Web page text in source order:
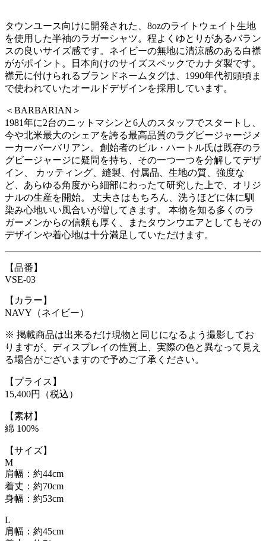
タウンユース向けに開発された、8ozのライトウェイト生地
を使用した半袖のラガーシャツ。程よくゆとりがあるバラン
スの良いサイズ感です。ネイビーの無地に清涼感のある白襟
ががポイント。日本向けのサイズスペックでカナダ製です。
襟元に付けられるブランドネームタグは、1990年代初頭頃ま
で使われていたオールドデザインを採用しています。
＜BARBARIAN＞
1981年に2台のニットマシンと6人のスタッフでスタートし、
今や北米最大のシェアを誇る最高品質のラグビージャージメ
ーカーバーバリアン。創始者のビル・ハートル氏は既存のラ
グビージャージに疑問を持ち、その一つ一つを分解してデザ
イン、 カッティング、縫製、付属品、生地の質、強度な
ど、あらゆる角度から細部にわったて研究した上で、オリジ
ナルの生産を開始。 丈夫さはもちろん、洗うほどに体に馴
染み心地いい風合いが増してきます。 本物を知る多くのラ
ガーメンからの信頼も厚く、またタウンウエアとしてもその
デザインや着心地は十分満足していただけます。
【品番】
VSE-03
【カラー】
NAVY（ネイビー）
※ 掲載商品は出来るだけ現物と同じになるよう撮影してお
りますが、ディスプレイの性質上、実際の色と異なって見え
る場合がございますので予めご了承ください。
【プライス】
15,400円（税込）
【素材】
綿 100%
【サイズ】
M
肩幅：約44cm
着丈：約70cm
身幅：約53cm
L
肩幅：約45cm